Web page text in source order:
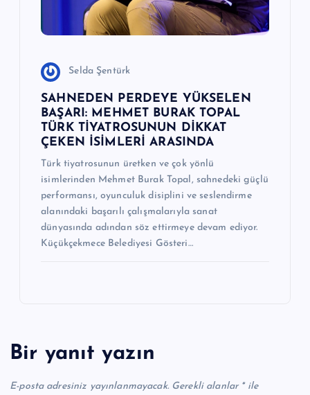
Selda Şentürk
SAHNEDEN PERDEYE YÜKSELEN
BAŞARI: MEHMET BURAK TOPAL
TÜRK TİYATROSUNUN DİKKAT
ÇEKEN İSİMLERİ ARASINDA
Türk tiyatrosunun üretken ve çok yönlü
isimlerinden Mehmet Burak Topal, sahnedeki güçlü
performansı, oyunculuk disiplini ve seslendirme
alanındaki başarılı çalışmalarıyla sanat
dünyasında adından söz ettirmeye devam ediyor.
Küçükçekmece Belediyesi Gösteri…
Bir yanıt yazın
E-posta adresiniz yayınlanmayacak. Gerekli alanlar *ile